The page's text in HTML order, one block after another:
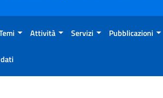
Attività Servizi Pubblicazioni